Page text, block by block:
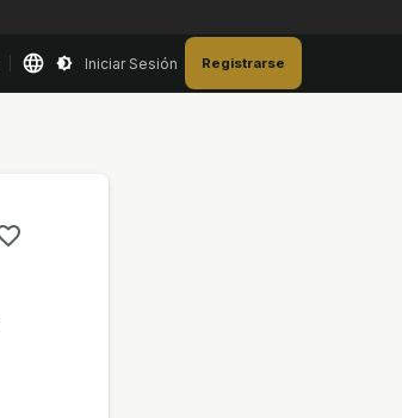
Iniciar Sesión Registrarse